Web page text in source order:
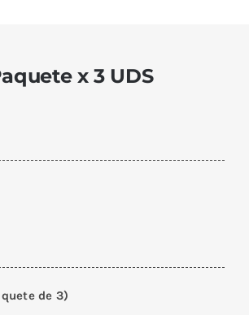
x 3 UDS
de 3)